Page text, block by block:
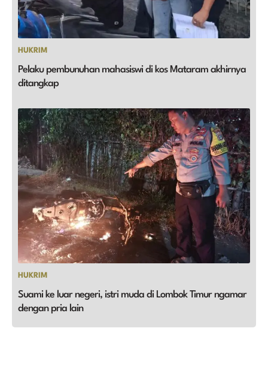
HUKRIM
Pelaku pembunuhan mahasiswi di kos Mataram akhirnya
ditangkap
HUKRIM
Suami ke luar negeri, istri muda di Lombok Timur ngamar
dengan pria lain